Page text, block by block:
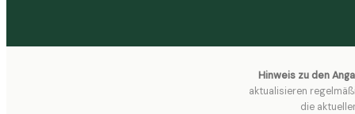
Hinweis zu den
aktualisieren
die